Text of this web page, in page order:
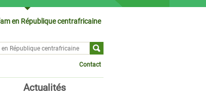
en République centrafricaine
Contact
Actualités